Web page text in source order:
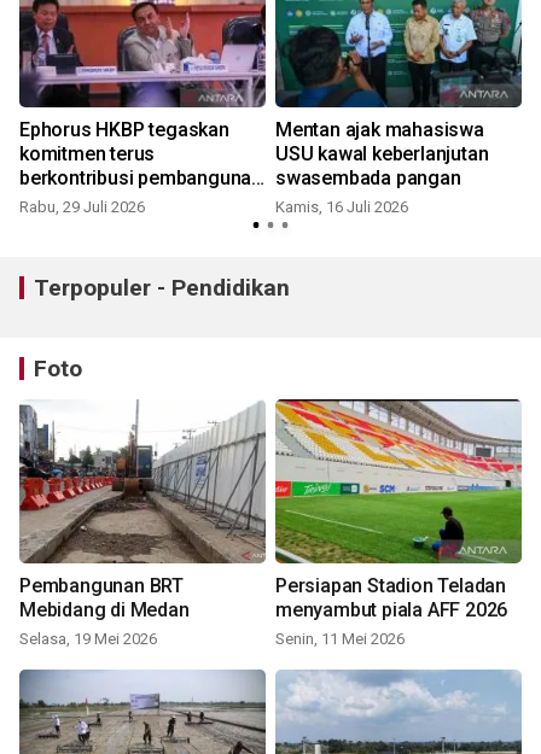
Ephorus HKBP tegaskan
komitmen terus
berkontribusi pembangunan
SDM melalui dunia
Rabu, 29 Juli 2026
Mentan ajak mahasiswa
USU kawal keberlanjutan
swasembada pangan
Kamis, 16 Juli 2026
Terpopuler - Pendidikan
Foto
Pembangunan BRT
Mebidang di Medan
Selasa, 19 Mei 2026
Persiapan Stadion Teladan
menyambut piala AFF 2026
Senin, 11 Mei 2026